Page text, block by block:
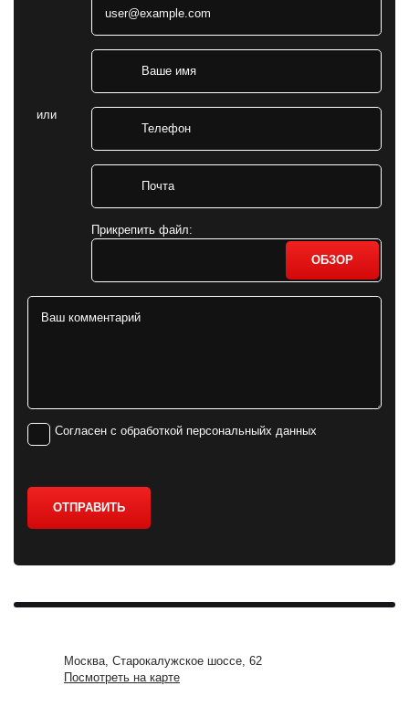
или
Прикрепить файл:
ОБЗОР
Согласен с обработкой персональныйх данных
ОТПРАВИТЬ
Москва, Старокалужское шоссе, 62
Посмотреть на карте